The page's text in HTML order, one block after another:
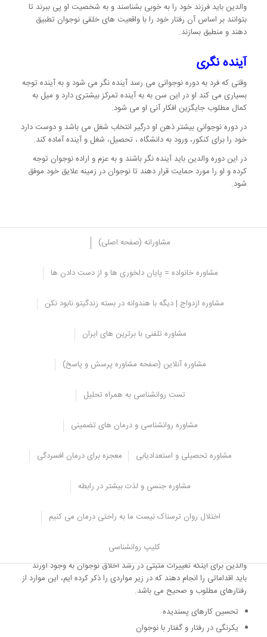
والدین باید فرزند خود را به خوبی بشناسند و به شخصیت او پی ببرند تا
بتوانند بر اساس آن رفتار خود را با واقعیت های خلقی نوجوان تطبیق
دهند و منطبق بسازند.
آینده نگری
وقتی که فرد به دوره نوجوانی می رسد آینده نگر می شود و به آینده توجه
بسیاری می کند او در این سن به به آینده تمرکز بیشتری دارد و میل به
کمال مطلوب جایگزین افکار آنی او می شود.
در دوره نوجوانی بیشتر ذهن او درگیر انتخاب شغل می باشد و دوست دارد
خود را برای کنکور، ورود به دانشگاه ، تحصیل، شغل و آینده آماده کند.
در این دوره والدین باید آینده نگر باشند و به عزم و اراده نوجوان توجه
کرده و او را مورد حمایت قرار دهند تا نوجوان در زمینه علایق خود موفق
شود.
مشاورانه (صفحه اصلی)
مشاوره خانواده = پایان دلخوری ها و از دست دادن ها
مشاوره ازدواج | دیگه با هندوانه در بسته زندگیتو نابود نکن
مشاوره تلفنی با برترین های ایران
مشاوره آنلاین (صفحه مشاوره پرسش و پاسخ)
تست روانشناسی به همراه تحلیل
مشاوره روانشناسی و درمان های تضمینی
مشاوره تحصیلی و استعدادیابی معجزه برای درمان افسردگی
مشاوره جنسی و لذت بیشتر در رابطه
اختلال روان ترسناک نیست ما به راحتی درمان می کنیم
کلیپ روانشناسی
توجه به پرورش جسمی و جنسی
ترغیب به ورزش های گروهی، وزن و قد، آموزش مسائل جنسی و … توجه
در این سن بسیاری از نوجوانان با مسائل جنسی رو به رو می شوند و
افکارشان درگیر این مسائل شده والدین باید اطلاعات لازم در این زمینه را
فرزندشان قرار ندهند، این مسئله باعث می شود تا افکار وسواسی و
والدین بهتر است به طور انفرادی با فرزند خود به گفت و گو بپردازد و
در دوره نوجوانی رشد اخلاقی فرد باید مورد توجه والدین قرار بگیرد و به
والدین برای اینکه تغییرات مثبتی در رشد اخلاق نوجوان به وجود آورند
باید اقداماتی را انجام دهند که در زیر مواردی را ذکر کرده ایم، این موارد از
رفتارهای مطلوب و صحیح می باشد.
تحسین کارهای پسندیده
یکرنگی در رفتار و گفتار با نوجوان